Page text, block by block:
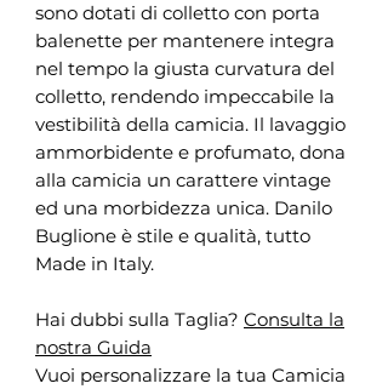
sono dotati di colletto con porta
balenette per mantenere integra
nel tempo la giusta curvatura del
colletto, rendendo impeccabile la
vestibilità della camicia. Il lavaggio
ammorbidente e profumato, dona
alla camicia un carattere vintage
ed una morbidezza unica. Danilo
Buglione è stile e qualità, tutto
Made in Italy.
Hai dubbi sulla Taglia? Consulta la
nostra Guida
Vuoi personalizzare la tua Camicia